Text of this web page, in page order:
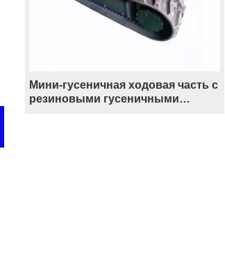
Мини-гусеничная ходовая часть с
резиновыми гусеничными